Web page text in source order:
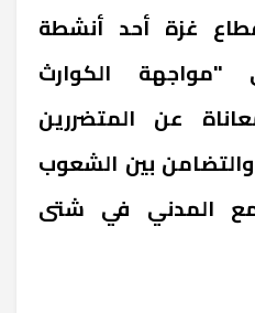
غزة أحد أنشطة
"مواجهة الكوارث
عن المتضررين
بين الشعوب
المدني في شتى